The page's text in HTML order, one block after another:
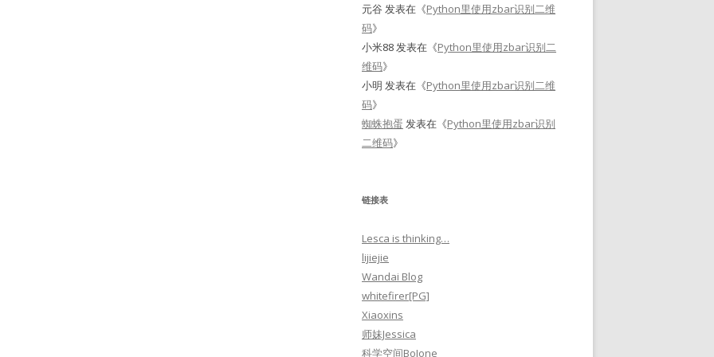
元谷发表在《Python里使用zbar识别二维
码》
小米88发表在《Python里使用zbar识别二
维码》
小明 发表在《Python里使用zbar识别二维
码》
蜘蛛抱蛋 发表在《Python里使用zbar识别
二维码》
链接表
Lesca is thinking…
lijiejie
Wandai Blog
whitefirer[PG]
Xiaoxins
师妹Jessica
科学空间BoJone